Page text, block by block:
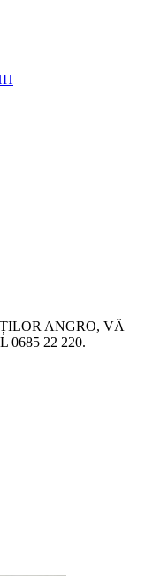
ANGRO, VĂ
0685 22 220.